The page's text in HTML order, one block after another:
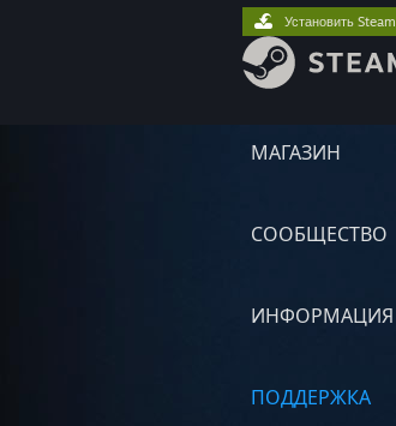
МАГАЗИН
СООБЩЕСТВО
ИНФОРМАЦИЯ
ПОДДЕРЖКА
Установить Steam